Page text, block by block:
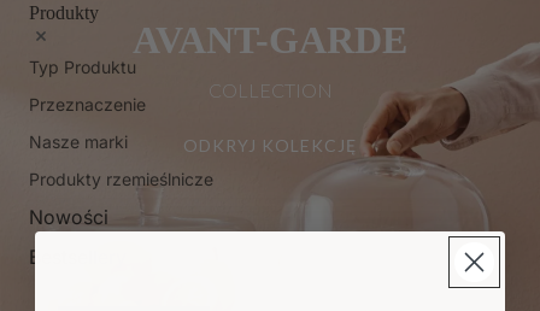
Produkty
Typ Produktu
Przeznaczenie
Nasze marki
Produkty rzemieślnicze
Nowości
Bestsellery
AVANT-GARDE
COLLECTION
ODKRYJ KOLEKCJĘ